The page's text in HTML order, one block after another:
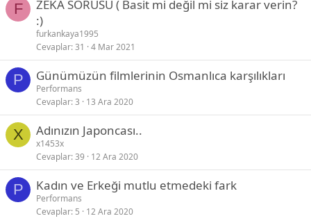
F
ZEKA SORUSU ( Basit mi değil mi siz karar verin?
:)
furkankaya1995
Cevaplar 31 4 Mar 2021
P Günümüzün filmlerinin Osmanlıca karşılıkları
Performans
Cevaplar 3 13 Ara 2020
X Adınızın Japoncası..
x1453x
Cevaplar 39 12 Ara 2020
P Kadın ve Erkeği mutlu etmedeki fark
Performans
Cevaplar 5 12 Ara 2020